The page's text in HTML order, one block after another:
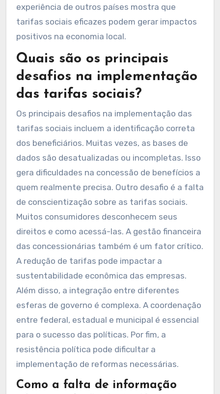
experiência de outros países mostra que
tarifas sociais eficazes podem gerar impactos
positivos na economia local.
Quais são os principais
desafios na implementação
das tarifas sociais?
Os principais desafios na implementação das
tarifas sociais incluem a identificação correta
dos beneficiários. Muitas vezes, as bases de
dados são desatualizadas ou incompletas. Isso
gera dificuldades na concessão de benefícios a
quem realmente precisa. Outro desafio é a falta
de conscientização sobre as tarifas sociais.
Muitos consumidores desconhecem seus
direitos e como acessá-las. A gestão financeira
das concessionárias também é um fator crítico.
A redução de tarifas pode impactar a
sustentabilidade econômica das empresas.
Além disso, a integração entre diferentes
esferas de governo é complexa. A coordenação
entre federal, estadual e municipal é essencial
para o sucesso das políticas. Por fim, a
resistência política pode dificultar a
implementação de reformas necessárias.
Como a falta de informação